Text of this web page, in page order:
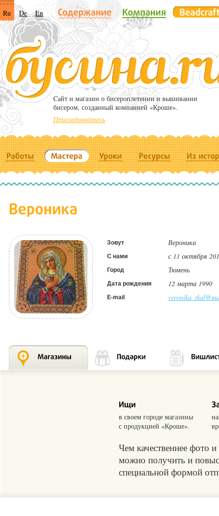
Ru De En
Cайт и магазин о бисероплетении и вышивании
бисером, созданный компанией «Кроше».
Присоединяйтесь
Зовут Вероника
С нами с 11 октября
Город Тюмень
Дата рождения 12 марта 1990
E-mail
в своем городе магазины
с продукцией «Кроше».
Чем качественнее фото
можно получить и
специальной формой